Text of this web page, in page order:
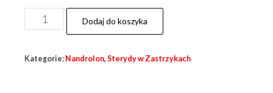
ilość
NPP
Propionate
Dodaj do koszyka
Kategorie: Nandrolon, Sterydy w Zastrzykach